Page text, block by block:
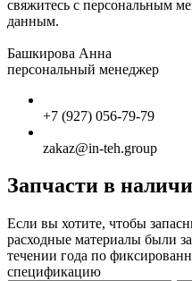
свяжитесь с персональным
данным.
Башкирова Анна
персональный менеджер
+7 (927) 056-79-79
zakaz@in-teh.group
Запчасти в
Если вы хотите, чтобы
расходные материалы были
течении года по
спецификацию